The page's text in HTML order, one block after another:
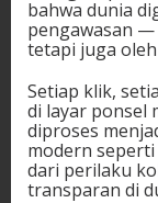
bahwa dunia
pengawasan —
tetapi juga
Setiap klik,
di layar ponsel
diproses
modern
dari perilaku
transparan di